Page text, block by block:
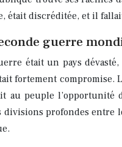
était discréditée, et il
guerre
était un pays
fortement
au peuple
divisions profondes